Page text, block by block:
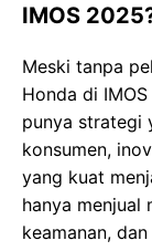
IMOS
Meski tanpa
Honda di
punya strategi
konsumen,
yang kuat
hanya menjual
keamanan,